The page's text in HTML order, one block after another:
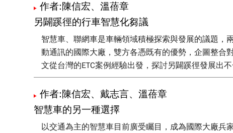
作者:陳信宏、溫蓓章
另闢蹊徑的行車智慧化芻議
智慧車、聯網車是車輛領域積極探索與發展的議題
動通訊的國際大廠，雙方各憑既有的優勢，企圖整
文從台灣的ETC案例經驗出發，探討另闢蹊徑發展出
作者:陳信宏、戴志言、溫蓓章
智慧車的另一種選擇
以交通為主的智慧車目前廣受矚目，成為國際大廠兵